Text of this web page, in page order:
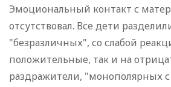
Эмоциональный контакт с
отсутствовал. Все дети
"безразличных", со слабой
положительные, так и на
раздражители, "монополярных